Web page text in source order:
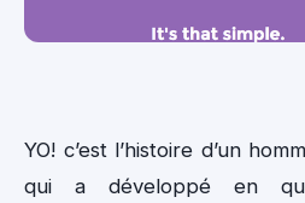
YO! c’est l’histoire d’un
qui a développé en